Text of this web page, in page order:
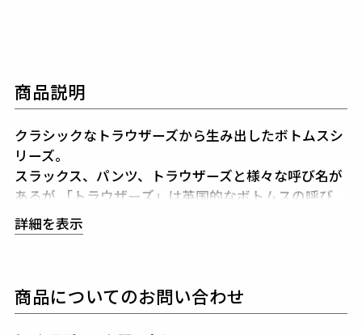
商品説明
クラシックなトラウザーズから生み出したボトムスシ
リーズ。
スラックス、パンツ、トラウザーズと様々な呼び名が
あるが
「トラウザーズ」は英国的なボトムスの呼び
方。「トラウザーズ」は同じボトムスでもスーツに合
わせられる
テーパードの美しいシルエットとピンタックを入れた
フロントのセンタークリースが特徴的で裾始末はクラ
詳細を表示
商品についてのお問い合わせ